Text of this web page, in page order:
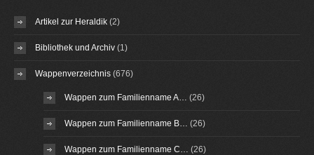
Artikel zur Heraldik (2)
Bibliothek und Archiv (1)
Wappenverzeichnis (676)
Wappen zum Familienname A… (26)
Wappen zum Familienname B… (26)
Wappen zum Familienname C… (26)